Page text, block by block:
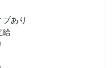
あり
給